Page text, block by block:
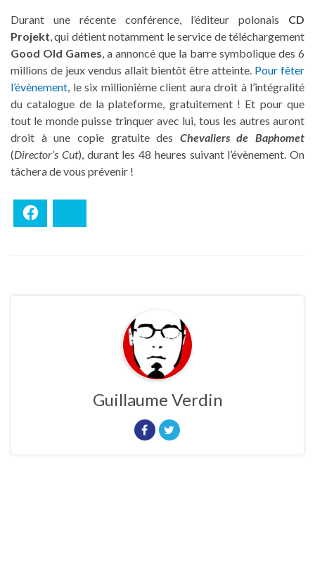
Durant une récente conférence, l’éditeur polonais CD
Projekt, qui détient notamment le service de téléchargement
Good Old Games, a annoncé que la barre symbolique des 6
millions de jeux vendus allait bientôt être atteinte. Pour fêter
l’évènement, le six millionième client aura droit à l’intégralité
du catalogue de la plateforme, gratuitement ! Et pour que
tout le monde puisse trinquer avec lui, tous les autres auront
droit à une copie gratuite des Chevaliers de Baphomet
(Director’s Cut), durant les 48 heures suivant l’évènement. On
tâchera de vous prévenir !
Guillaume Verdin